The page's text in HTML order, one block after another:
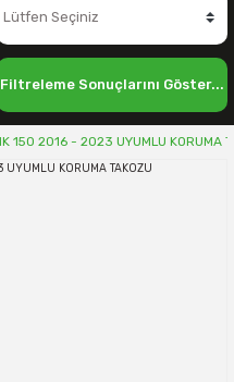
Filtreleme Sonuçlarını Göster...
150 2016 - 2023 UYUMLU KORUMA